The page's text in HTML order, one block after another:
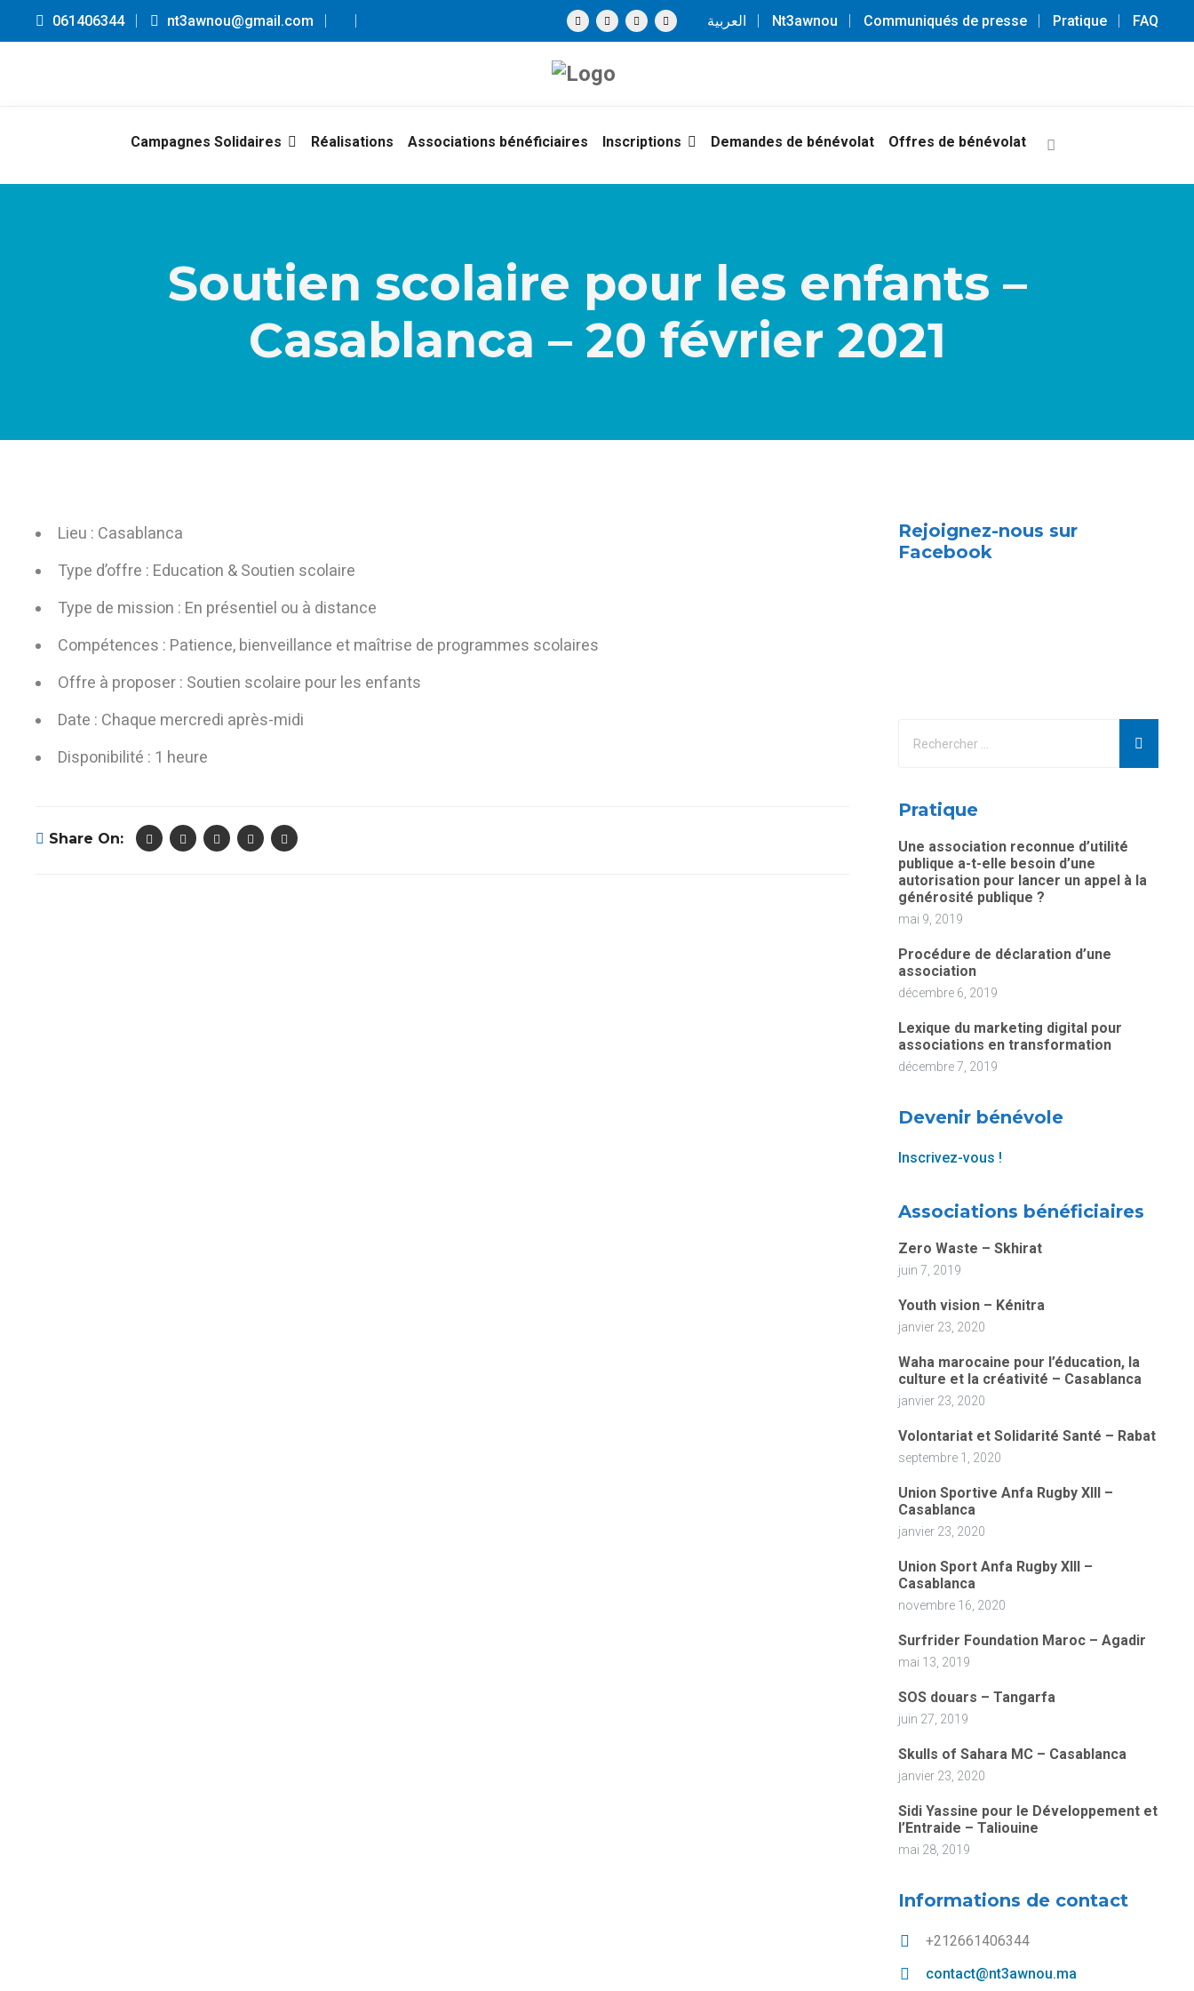
061406344 nt3awnou@gmail.com العربية Nt3awnou Communiqués de presse Pratique FAQ
Campagnes Solidaires Réalisations Associations bénéficiaires Inscriptions Demandes de bénévolat Offres de bénévolat
Soutien scolaire pour les enfants –
Casablanca – 20 février 2021
Lieu : Casablanca
Type d’offre : Education & Soutien scolaire
Type de mission : En présentiel ou à distance
Compétences : Patience, bienveillance et maîtrise de programmes scolaires
Offre à proposer : Soutien scolaire pour les enfants
Date : Chaque mercredi après-midi
Disponibilité : 1 heure
Share On:
Rejoignez-nous sur
Facebook
Pratique
Une association reconnue d’utilité
publique a-t-elle besoin d’une
autorisation pour lancer un appel à la
générosité publique ?
mai 9, 2019
Procédure de déclaration d’une
association
décembre 6, 2019
Lexique du marketing digital pour
associations en transformation
décembre 7, 2019
Devenir bénévole
Inscrivez-vous !
Associations bénéficiaires
Zero Waste – Skhirat
juin 7, 2019
Youth vision – Kénitra
janvier 23, 2020
Waha marocaine pour l’éducation, la
culture et la créativité – Casablanca
janvier 23, 2020
Volontariat et Solidarité Santé – Rabat
septembre 1, 2020
Union Sportive Anfa Rugby XIII –
Casablanca
janvier 23, 2020
Union Sport Anfa Rugby XIII –
Casablanca
novembre 16, 2020
Surfrider Foundation Maroc – Agadir
mai 13, 2019
SOS douars – Tangarfa
juin 27, 2019
Skulls of Sahara MC – Casablanca
janvier 23, 2020
Sidi Yassine pour le Développement et
l’Entraide – Taliouine
mai 28, 2019
Informations de contact
+212661406344
contact@nt3awnou.ma